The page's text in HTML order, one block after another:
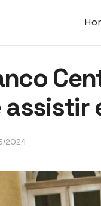
assistir
2024